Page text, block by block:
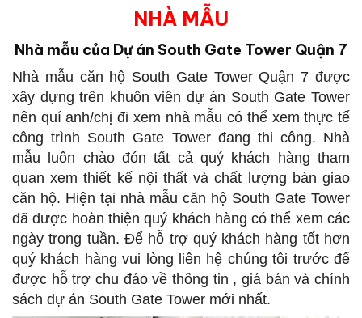
NHÀ MẪU
Nhà mẫu của Dự án South Gate Tower Quận 7
Nhà mẫu căn hộ South Gate Tower Quận 7 được
xây dựng trên khuôn viên dự án South Gate Tower
nên quí anh/chị đi xem nhà mẫu có thể xem thực tế
công trình South Gate Tower đang thi công. Nhà
mẫu luôn chào đón tất cả quý khách hàng tham
quan xem thiết kế nội thất và chất lượng bàn giao
căn hộ. Hiện tại nhà mẫu căn hộ South Gate Tower
đã được hoàn thiện quý khách hàng có thể xem các
ngày trong tuần. Để hỗ trợ quý khách hàng tốt hơn
quý khách hàng vui lòng liên hệ chúng tôi trước để
được hỗ trợ chu đáo về thông tin , giá bán và chính
sách dự án South Gate Tower mới nhất.